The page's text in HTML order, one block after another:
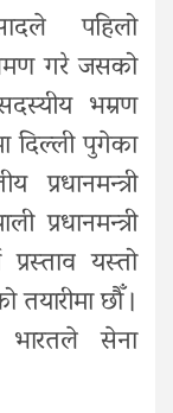
पहिलो
गरे जसको
भम्रण
दिल्ली पुगेका
प्रधानमन्त्री
यस्तो
छौँ ।
सेना